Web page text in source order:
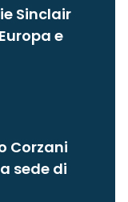
Sinclair
e
Corzani
sede di